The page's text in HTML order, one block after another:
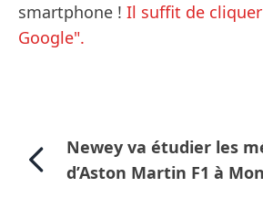
smartphone ! Il suffit de
Google".
Newey va étudier les
d’Aston Martin F1 à